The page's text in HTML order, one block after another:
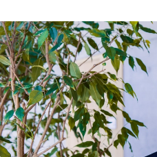
STELLENPORTAL
MEDIATHEK